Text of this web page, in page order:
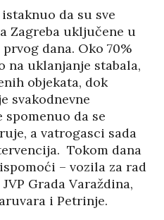
da su sve
Zagreba uključene u
dana. Oko 70%
na uklanjanje stabala,
objekata, dok
svakodnevne
da se
a vatrogasci sada
Tokom dana
– vozila za rad
Grada Varaždina,
i Petrinje.